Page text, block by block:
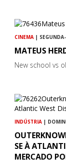
CINEMA |
MATEUS
New school vs
INDÚSTRIA |
SE À
MERCADO